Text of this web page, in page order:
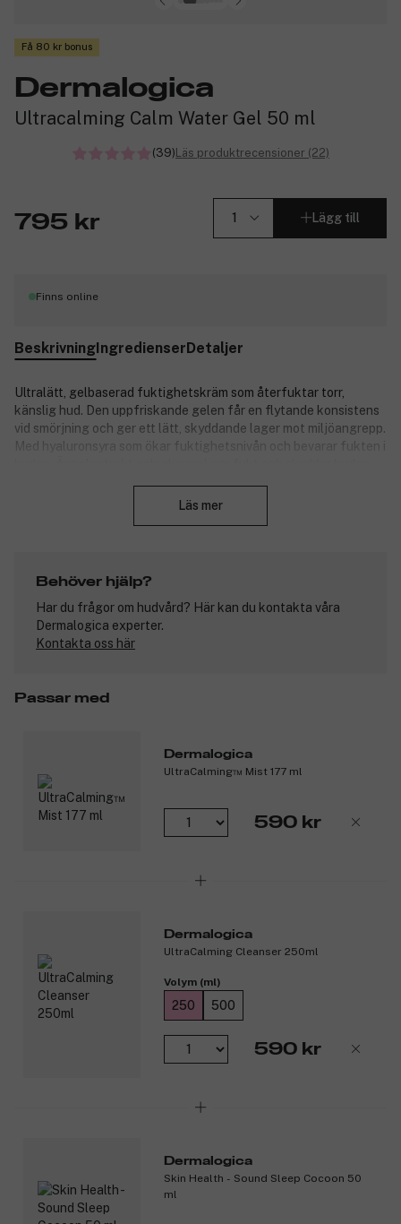
Få 80 kr bonus
Dermalogica
Ultracalming Calm Water Gel 50 ml
(39)Läs produktrecensioner (22)
795 kr Lägg till
Finns online
BeskrivningIngredienserDetaljer
Ultralätt, gelbaserad fuktighetskräm som återfuktar torr,
känslig hud. Den uppfriskande gelen får en flytande konsistens
vid smörjning och ger ett lätt, skyddande lager mot miljöangrepp.
Med hyaluronsyra som ökar fuktighetsnivån och bevarar fukten i
fuktbindande egenskaper som bidrar till bästa fuktnivå. Utan
Läs mer
Behöver hjälp?
Har du frågor om hudvård? Här kan du kontakta våra
Dermalogica experter.
Kontakta oss här
Passar med
Dermalogica
UltraCalming™ Mist 177 ml
590 kr
Dermalogica
UltraCalming Cleanser 250ml
Volym (ml)
250 500
590 kr
Dermalogica
Skin Health - Sound Sleep Cocoon 50
ml